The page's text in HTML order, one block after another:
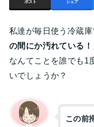
ポスト シェア
私達が毎日使う冷蔵
の間にか汚れている！
なんてことを誰でも1
いでしょうか？
この前